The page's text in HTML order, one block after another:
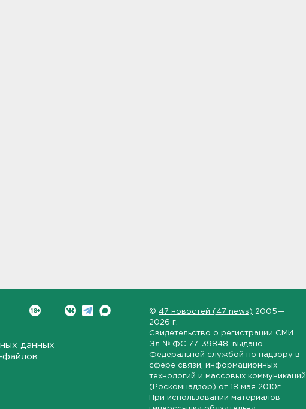
данных
файлов
© 47 новостей (47 news) 2005—
2026 г.
Свидетельство о регистрации СМИ
Эл № ФС 77-39848 , выдано
Федеральной службой по надзору в
сфере связи, информационных
технологий и массовых коммуникаций
(Роскомнадзор) от 18 мая 2010г.
При использовании материалов